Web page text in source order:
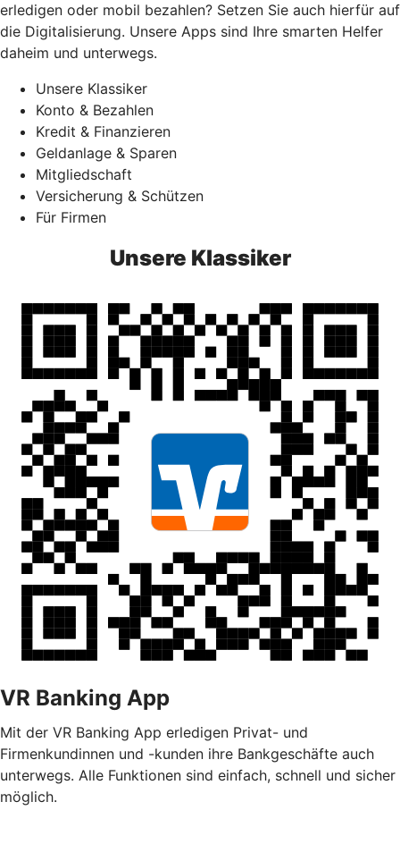
erledigen oder mobil bezahlen? Setzen Sie auch hierfür auf
die Digitalisierung. Unsere Apps sind Ihre smarten Helfer
daheim und unterwegs.
Unsere Klassiker
Konto & Bezahlen
Kredit & Finanzieren
Geldanlage & Sparen
Mitgliedschaft
Versicherung & Schützen
Für Firmen
Unsere Klassiker
VR Banking App
Mit der VR Banking App erledigen Privat- und
Firmenkundinnen und -kunden ihre Bankgeschäfte auch
unterwegs. Alle Funktionen sind einfach, schnell und sicher
möglich.